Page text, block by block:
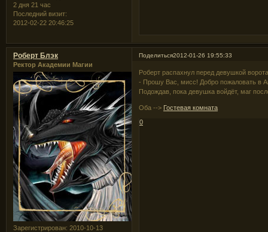
2 дня 21 час
Последний визит:
2012-02-22 20:46:25
Поделиться2012-01-26 19:55:33
Роберт Блэк
Ректор Академии Магии
Зарегистрирован: 2010-10-13
Роберт распахнул перед девушкой
- Прошу Вас, мисс! Добро пожаловать в
Подождав, пока девушка войдёт, маг
Оба --> Гостевая комната
0